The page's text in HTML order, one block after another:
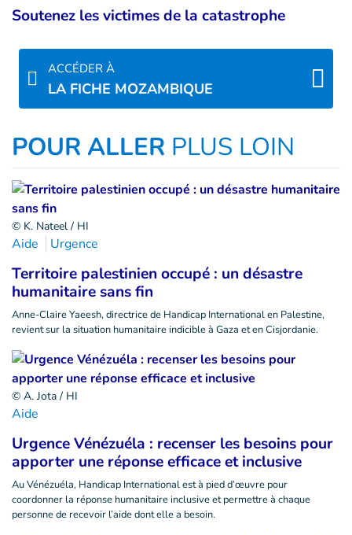
Soutenez les victimes de la catastrophe
ACCÉDER À
LA FICHE MOZAMBIQUE
POUR ALLER PLUS LOIN
© K. Nateel / HI
Aide Urgence
Territoire palestinien occupé : un désastre
humanitaire sans fin
Anne-Claire Yaeesh, directrice de Handicap International en Palestine,
revient sur la situation humanitaire indicible à Gaza et en Cisjordanie.
© A. Jota / HI
Aide
Urgence Vénézuéla : recenser les besoins pour
apporter une réponse efficace et inclusive
Au Vénézuéla, Handicap International est à pied d’œuvre pour
coordonner la réponse humanitaire inclusive et permettre à chaque
personne de recevoir l’aide dont elle a besoin.